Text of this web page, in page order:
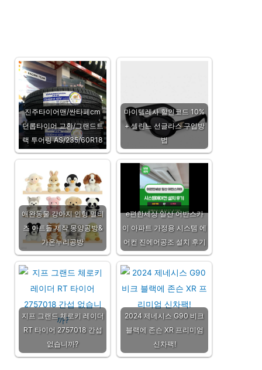
진주타이어맨/싼타페cm
던롭타이어 교환/그랜드트
랙 투어링 AS/235/60R18
마이텔레사 할인코드 10%
+ 셀린느 선글라스 구입방
법
애완동물 강아지 인형 멀티
즈 아트돌 제작 몽양공방&
가온누리공방
e편한세상 일산 어반스카
이 아파트 가정용 시스템 에
어컨 진에어공조 설치 후기
지프 그랜드 체로키 레이더
RT 타이어 2757018 간섭
없습니까?
2024 제네시스 G90 비크
블랙에 존슨 XR 프리미엄
신차팩!